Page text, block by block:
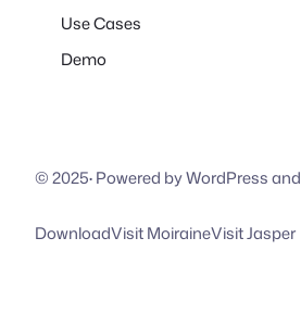
Use Cases
Demo
© 2025·Powered by WordPress and
DownloadVisit MoiraineVisit Jasper